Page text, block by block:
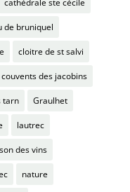
cathédrale ste cécile
de bruniquel
cloitre de st salvi
couvents des jacobins
tarn Graulhet
lautrec
des vins
nature